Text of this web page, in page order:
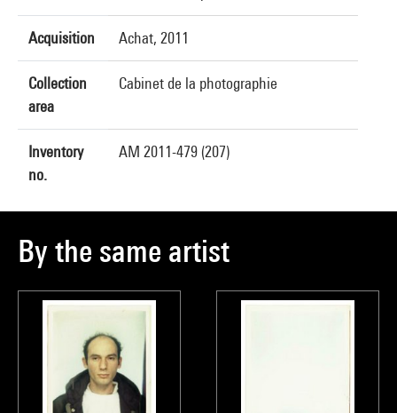
Acquisition Achat, 2011
Collection
area
Cabinet de la photographie
Inventory
no.
AM 2011-479 (207)
By the same artist